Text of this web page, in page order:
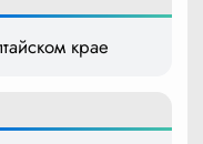
крае